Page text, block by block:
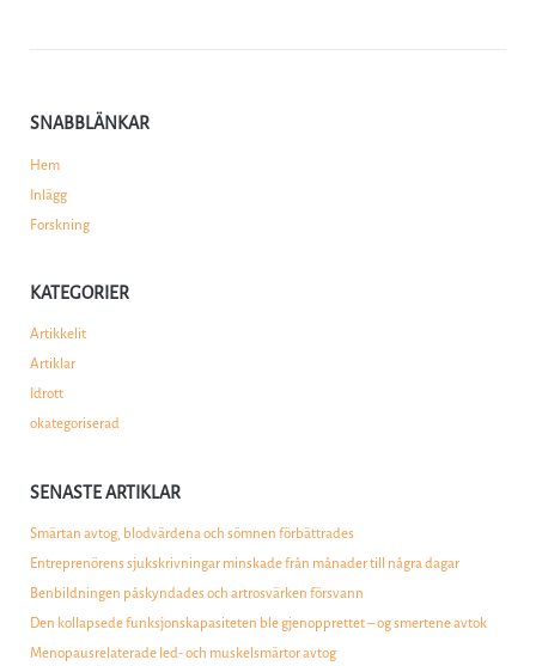
SNABBLÄNKAR
Hem
Inlägg
Forskning
KATEGORIER
Artikkelit
Artiklar
Idrott
okategoriserad
SENASTE ARTIKLAR
Smärtan avtog, blodvärdena och sömnen förbättrades
Entreprenörens sjukskrivningar minskade från månader till några dagar
Benbildningen påskyndades och artrosvärken försvann
Den kollapsede funksjonskapasiteten ble gjenopprettet – og smertene avtok
Menopausrelaterade led- och muskelsmärtor avtog